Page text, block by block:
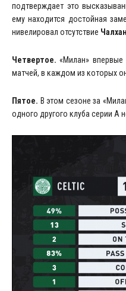
подтверждает это
ему находится достойная
нивелировал отсутствие
Четвертое. «Милан»
матчей, в каждом из которых
Пятое. В этом сезоне за
одного другого клуба серии А